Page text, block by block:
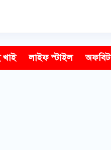
খাই লাইফ স্টাইল অফবিট